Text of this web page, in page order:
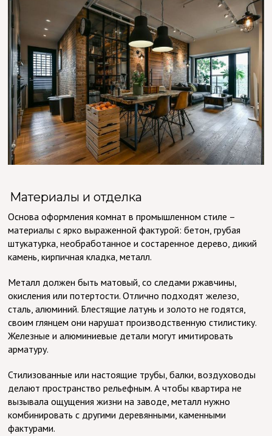
Материалы и отделка
Основа оформления комнат в промышленном стиле –
материалы с ярко выраженной фактурой: бетон, грубая
штукатурка, необработанное и состаренное дерево, дикий
камень, кирпичная кладка, металл.
Металл должен быть матовый, со следами ржавчины,
окисления или потертости. Отлично подходят железо,
сталь, алюминий. Блестящие латунь и золото не годятся,
своим глянцем они нарушат производственную стилистику.
Железные и алюминиевые детали могут имитировать
арматуру.
Стилизованные или настоящие трубы, балки, воздуховоды
делают пространство рельефным. А чтобы квартира не
вызывала ощущения жизни на заводе, металл нужно
комбинировать с другими деревянными, каменными
фактурами.